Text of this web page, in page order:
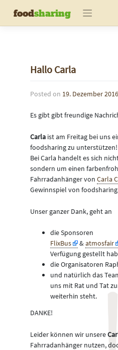
content
foodsharing
Hallo Carla
Posted on 19. Dezember 2016
Es gibt gibt freundige
Carla ist am Freitag bei uns
foodsharing zu unterstützen!
Bei Carla handelt es sich
sondern um einen
Fahrradanhänger von Carla
Gewinnspiel von
Unser ganzer Dank, geht an
die Sponsoren
FlixBus
&atmosfair
Verfügung gestellt
die Organisatoren
und natürlich das
uns mit Rat und Tat
weiterhin steht.
DANKE!
Leider können wir unsere
Fahrradanhänger nutzen,